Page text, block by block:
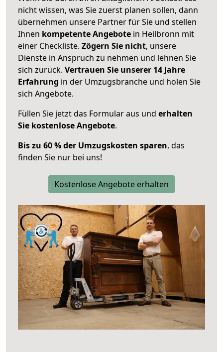
nicht wissen, was Sie zuerst planen sollen, dann
übernehmen unsere Partner für Sie und stellen
Ihnen kompetente Angebote in Heilbronn mit
einer Checkliste. Zögern Sie nicht, unsere
Dienste in Anspruch zu nehmen und lehnen Sie
sich zurück. Vertrauen Sie unserer 14 Jahre
Erfahrung in der Umzugsbranche und holen Sie
sich Angebote.
Füllen Sie jetzt das Formular aus und erhalten
Sie kostenlose Angebote.
Bis zu 60 % der Umzugskosten sparen, das
finden Sie nur bei uns!
Kostenlose Angebote erhalten